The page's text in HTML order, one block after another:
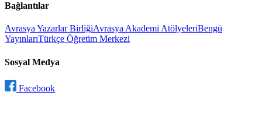
Bağlantılar
Avrasya Yazarlar BirliğiAvrasya Akademi AtölyeleriBengü
YayınlarıTürkçe Öğretim Merkezi
Sosyal Medya
Facebook